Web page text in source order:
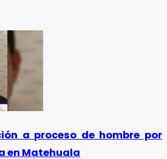
a proceso de hombre por
en Matehuala